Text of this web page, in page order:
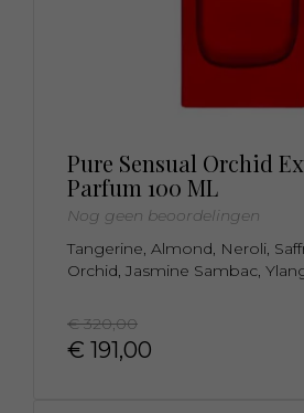
Pure Sensual Orchid
Parfum 100 ML
Nog geen beoordelingen
Tangerine, Almond, Neroli,
Orchid, Jasmine Sambac,
€ 320,00
€ 191,00